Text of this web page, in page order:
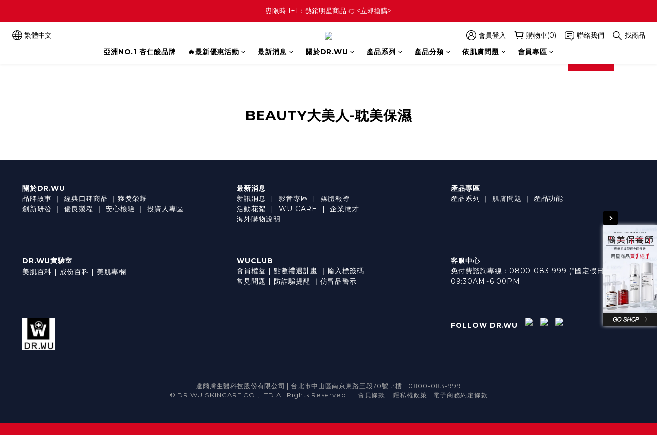
⏰限時 1+1：熱銷明星商品 👉<立即搶購>
繁體中文 會員登入 購物車(0) 聯絡我們
找商品
亞洲NO.1 杏仁酸品牌
🔥最新優惠活動 最新消息 關於DR.WU 產品系列 產品分類 依肌膚問題 會員專區
prev next
BEAUTY大美人-耽美保濕
關於DR.WU
品牌故事 ｜ 經典口碑商品 ｜ 獲獎榮耀
創新研發
｜ 優良製程 ｜ 安心檢驗 ｜ 投資人專區
最新消息
新訊消息
| 影音專區 | 媒體報導
活動花絮
| WU CARE | 企業徵才
海外購物說明
產品專區
產品系列
｜ 肌膚問題 ｜ 產品功能
DR.WU實驗室
美肌百科 | 成份百科 | 美肌專欄
WUCLUB
會員權益 | 點數禮遇計畫 ｜ 輸入標籤碼
常見問題 | 防詐騙提醒 ｜ 仿冒品警示
客服中心
免付費諮詢專線：0800-083-999 (*國定假日休息)
09:30AM~6:00PM
FOLLOW DR.WU
達爾膚生醫科技股份有限公司 | 台北市中山區南京東路三段70號13樓 | 0800-083-999
© DR.WU SKINCARE CO., LTD All Rights Reserved. 會員條款 | 隱私權政策 | 電子商務約定條款